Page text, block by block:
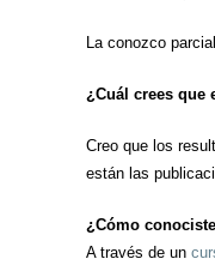
La conozco
¿Cuál crees que
Creo que los
están las
¿Cómo
A través de un